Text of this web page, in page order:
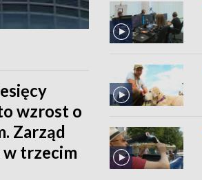
wzrost o
Zarząd
trzecim